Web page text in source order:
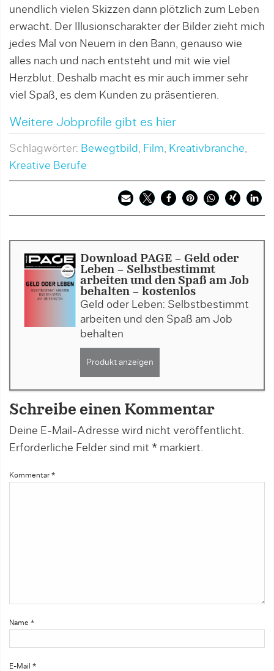
unendlich vielen Skizzen dann plötzlich zum Leben
erwacht. Der Illusionscharakter der Bilder zieht mich
jedes Mal von Neuem in den Bann, genauso wie
alles nach und nach entsteht und mit wie viel
Herzblut. Deshalb macht es mir auch immer sehr
viel Spaß, es dem Kunden zu präsentieren.
Weitere Jobprofile gibt es hier
Schlagwörter: Bewegtbild, Film, Kreativbranche,
Kreative Berufe
Download PAGE - Geld oder
Leben – Selbstbestimmt
arbeiten und den Spaß am Job
behalten - kostenlos
Geld oder Leben: Selbstbestimmt
arbeiten und den Spaß am Job
behalten
Produkt anzeigen
Schreibe einen Kommentar
Deine E-Mail-Adresse wird nicht veröffentlicht.
Erforderliche Felder sind mit * markiert.
Kommentar *
Name *
E-Mail *